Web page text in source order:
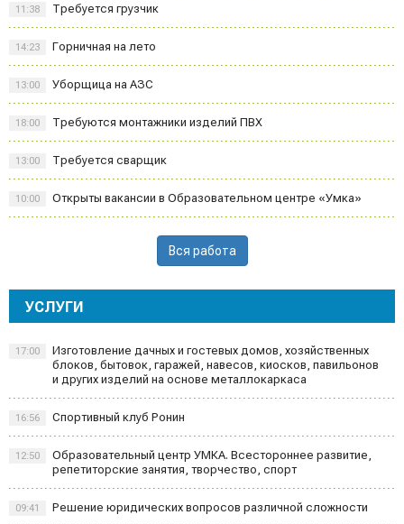
Требуется грузчик
11:38
Горничная на лето
14:23
Уборщица на АЗС
13:00
Требуются монтажники изделий ПВХ
18:00
Требуется сварщик
13:00
Открыты вакансии в Образовательном центре «Умка»
10:00
Вся работа
УСЛУГИ
Изготовление дачных и гостевых домов, хозяйственных
блоков, бытовок, гаражей, навесов, киосков, павильонов
и других изделий на основе металлокаркаса
17:00
Спортивный клуб Ронин
16:56
Образовательный центр УМКА. Всестороннее развитие,
репетиторские занятия, творчество, спорт
12:50
Решение юридических вопросов различной сложности
09:41